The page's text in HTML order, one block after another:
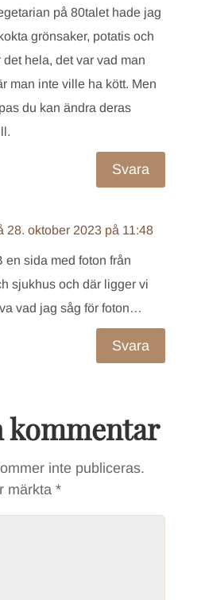
på 80talet hade jag
grönsaker, potatis och
hela, det var vad man
man inte ville ha kött. Men
du kan ändra deras
Svara
28. oktober 2023 på 11:48
en sida med foton från
sjukhus och där ligger vi
vad jag såg för foton…
Svara
kommentar
inte publiceras.
märkta *